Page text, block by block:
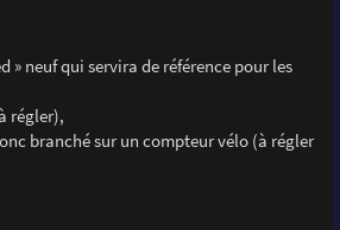
» neuf qui servira de référence pour les
régler),
branché sur un compteur vélo (à régler